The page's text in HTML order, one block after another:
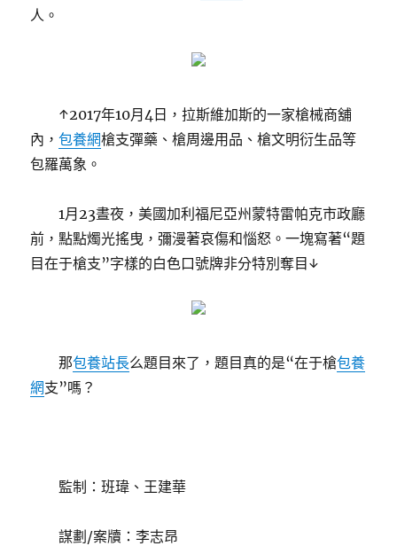
人。
↑2017年10月4日，拉斯維加斯的一家槍械商舖
內，包養網槍支彈藥、槍周邊用品、槍文明衍生品等
包羅萬象。
1月23晝夜，美國加利福尼亞州蒙特雷帕克市政廳
前，點點燭光搖曳，彌漫著哀傷和惱怒。一塊寫著“題
目在于槍支”字樣的白色口號牌非分特別奪目↓
那包養站長么題目來了，題目真的是“在于槍包養
網支”嗎？
監制：班瑋、王建華
謀劃/案牘：李志昂